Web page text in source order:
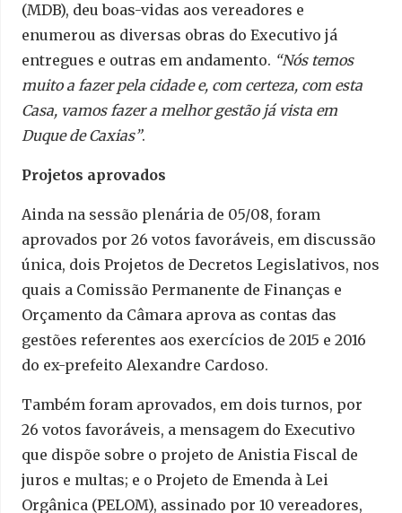
(MDB), deu boas-vidas aos vereadores e
enumerou as diversas obras do Executivo já
entregues e outras em andamento. “Nós temos
muito a fazer pela cidade e, com certeza, com esta
Casa, vamos fazer a melhor gestão já vista em
Duque de Caxias”.
Projetos aprovados
Ainda na sessão plenária de 05/08, foram
aprovados por 26 votos favoráveis, em discussão
única, dois Projetos de Decretos Legislativos, nos
quais a Comissão Permanente de Finanças e
Orçamento da Câmara aprova as contas das
gestões referentes aos exercícios de 2015 e 2016
do ex-prefeito Alexandre Cardoso.
Também foram aprovados, em dois turnos, por
26 votos favoráveis, a mensagem do Executivo
que dispõe sobre o projeto de Anistia Fiscal de
juros e multas; e o Projeto de Emenda à Lei
Orgânica (PELOM), assinado por 10 vereadores,